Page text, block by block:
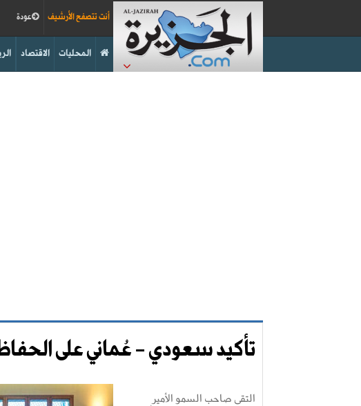
عودة أنت تتصفح الأرشيف
الاقتصاد المحليات
تأكيد سعودي - عُماني على
التقى صاحب السمو الأمير